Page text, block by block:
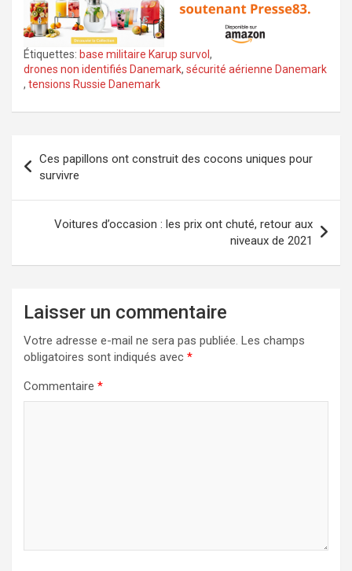
Étiquettes: base militaire Karup survol ,
drones non identifiés Danemark, sécurité aérienne Danemark
, tensions Russie Danemark
de
l’article
Ces papillons ont construit des cocons uniques pour
survivre
Voitures d’occasion : les prix ont chuté, retour aux
niveaux de 2021
Laisser un commentaire
Votre adresse e-mail ne sera pas publiée. Les champs
obligatoires sont indiqués avec *
Commentaire *